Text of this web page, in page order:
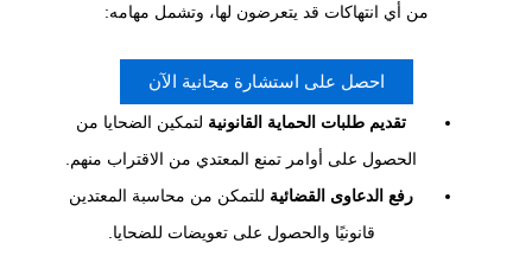
من أي انتهاكات قد يتعرضون لها، وتشمل مهامه:
احصل على استشارة مجانية الآن
تقديم طلبات الحماية القانونية لتمكين الضحايا من
الحصول على أوامر تمنع المعتدي من الاقتراب منهم.
رفع الدعاوى القضائية للتمكن من محاسبة المعتدين
قانونيًا والحصول على تعويضات للضحايا.